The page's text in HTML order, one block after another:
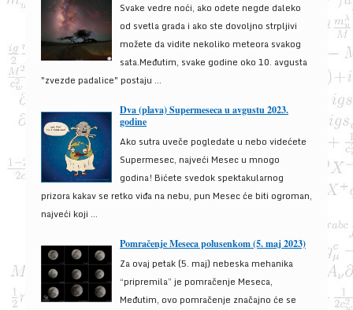
Svake vedre noći, ako odete negde daleko
od svetla grada i ako ste dovoljno strpljivi
možete da vidite nekoliko meteora svakog
sata.Međutim, svake godine oko 10. avgusta
"zvezde padalice" postaju ...
Dva (plava) Supermeseca u avgustu 2023.
godine
Ako sutra uveče pogledate u nebo videćete
Supermesec, najveći Mesec u mnogo
godina! Bićete svedok spektakularnog
prizora kakav se retko viđa na nebu, pun Mesec će biti ogroman,
najveći koji ...
Pomračenje Meseca polusenkom (5. maj 2023)
Za ovaj petak (5. maj) nebeska mehanika
“pripremila” je pomračenje Meseca,
Međutim, ovo pomračenje značajno će se